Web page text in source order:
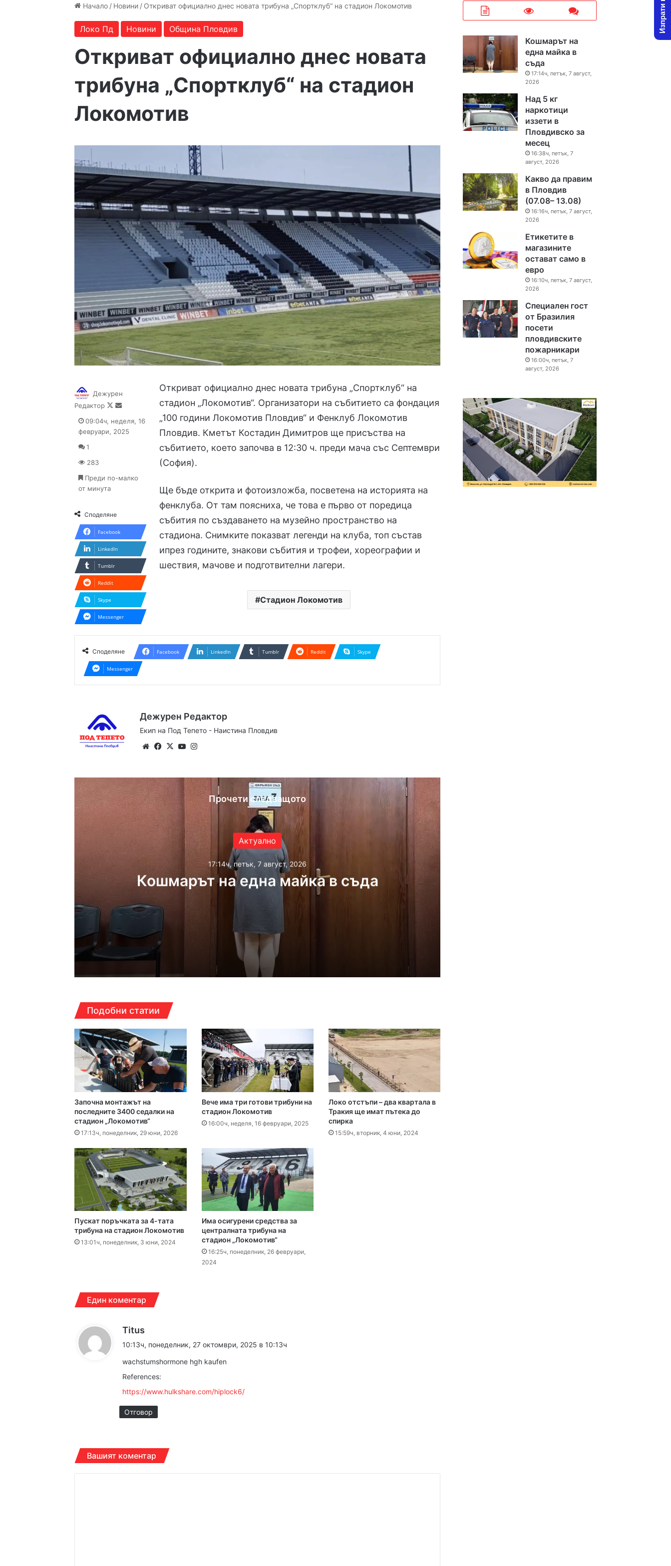
Начало / Новини / Откриват официално днес новата трибуна „Спортклуб“ на стадион Локомотив
Локо Пд Новини Община Пловдив
Откриват официално днес новата
трибуна „Спортклуб“ на стадион
Локомотив
Откриват официално днес новата трибуна „Спортклуб“ на
стадион „Локомотив“. Организатори на събитието са фондация
„100 години Локомотив Пловдив“ и Фенклуб Локомотив
Пловдив. Кметът Костадин Димитров ще присъства на
събитието, което започва в 12:30 ч. преди мача със Септември
(София).
Ще бъде открита и фотоизложба, посветена на историята на
фенклуба. От там поясниха, че това е първо от поредица
събития по създаването на музейно пространство на
стадиона. Снимките показват легенди на клуба, топ състав
ипрез годините, знакови събития и трофеи, хореографии и
шествия, мачове и подготвителни лагери.
Стадион Локомотив
Дежурен
Редактор
Follow
X
Send
email
09:04ч, неделя, 16
февруари, 2025
1
283
Преди по-малко
от минута
Споделяне
Facebook
LinkedIn
Tumblr
Reddit
Skype
Messenger
Споделяне Facebook LinkedIn Tumblr Reddit Skype
Messenger
Дежурен Редактор
Екип на Под Тепето - Наистина Пловдив
WebsiteFacebook
X YouTube
Прочети следващото
Актуално
17:14ч, петък, 7 август, 2026
Кошмарът на една майка в съда
17:14ч, петък, 7 август, 2026
Кошмарът на една майка в съда
16:38ч, петък, 7 август, 2026
Над 5 кг наркотици иззети в Пловдивско за месец
16:16ч, петък, 7 август, 2026
Какво да правим в Пловдив (07.08– 13.08)
16:10ч, петък, 7 август, 2026
Етикетите в магазините остават само в евро
16:00ч, петък, 7 август, 2026
15:43ч, петък, 7 август, 2026
14:21ч, петък, 7 август, 2026
Подобни статии
Започна монтажът на
последните 3400 седалки на
стадион „Локомотив“
17:13ч, понеделник, 29 юни, 2026
Вече има три готови трибуни на
стадион Локомотив
16:00ч, неделя, 16 февруари, 2025
Локо отстъпи – два квартала в
Тракия ще имат пътека до
спирка
15:59ч, вторник, 4 юни, 2024
Пускат поръчката за 4-тата
трибуна на стадион Локомотив
13:01ч, понеделник, 3 юни, 2024
Има осигурени средства за
централната трибуна на
стадион „Локомотив“
16:25ч, понеделник, 26 февруари,
2024
Един коментар
Titus
а
:
10:13ч, понеделник, 27 октомври, 2025 в 10:13ч
wachstumshormone hgh kaufen
References:
https://www.hulkshare.com/hiplock6/
Отговор
Вашият коментар
Кошмарът на
една майка в
съда
17:14ч, петък, 7 август,
2026
Над 5 кг
наркотици
иззети в
Пловдивско за
месец
16:38ч, петък, 7
август, 2026
Какво да правим
в Пловдив
(07.08– 13.08)
16:16ч, петък, 7 август,
2026
Етикетите в
магазините
остават само в
евро
16:10ч, петък, 7 август,
2026
Специален гост
от Бразилия
посети
пловдивските
пожарникари
16:00ч, петък, 7
август, 2026